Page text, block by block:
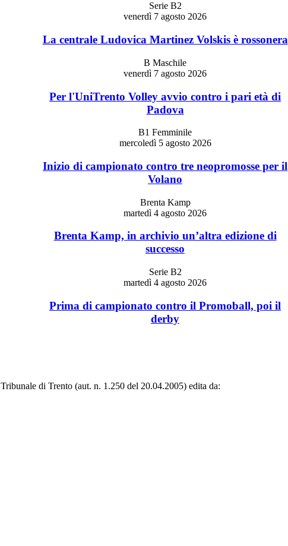
Serie B2
venerdì 7 agosto 2026
La centrale Ludovica Martinez Volskis è rossonera
B Maschile
venerdì 7 agosto 2026
Per l'UniTrento Volley avvio contro i pari età di
Padova
B1 Femminile
mercoledì 5 agosto 2026
Inizio di campionato contro tre neopromosse per il
Volano
Brenta Kamp
martedì 4 agosto 2026
Brenta Kamp, in archivio un’altra edizione di
successo
Serie B2
martedì 4 agosto 2026
Prima di campionato contro il Promoball, poi il
derby
di Trento (aut. n. 1.250 del 20.04.2005) edita da: